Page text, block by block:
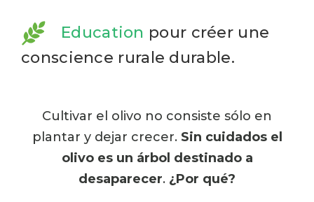
Education pour créer une
conscience rurale durable.
Cultivar el olivo no consiste sólo en
plantar y dejar crecer. Sin cuidados el
olivo es un árbol destinado a
desaparecer. ¿Por qué?